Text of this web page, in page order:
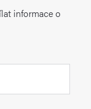
informace o